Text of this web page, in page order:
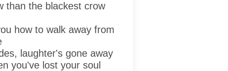
than the blackest crow
how to walk away from
laughter's gone away
you've lost your soul